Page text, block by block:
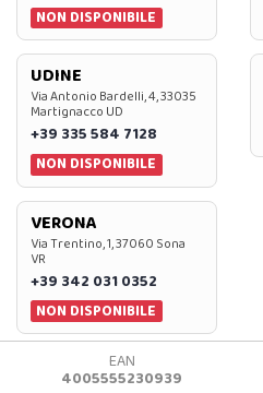
NON DISPONIBILE
UDINE
Via Antonio Bardelli, 4, 33035
Martignacco UD
+39 335 584 7128
NON DISPONIBILE
VERONA
Via Trentino, 1, 37060 Sona
VR
+39 342 031 0352
NON DISPONIBILE
EAN
4005555230939